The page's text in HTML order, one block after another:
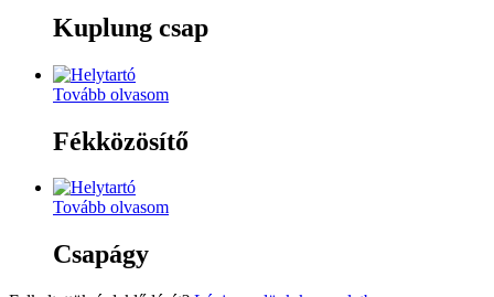
Kuplung csap
Tovább olvasom
Fékközösítő
Tovább olvasom
Csapágy